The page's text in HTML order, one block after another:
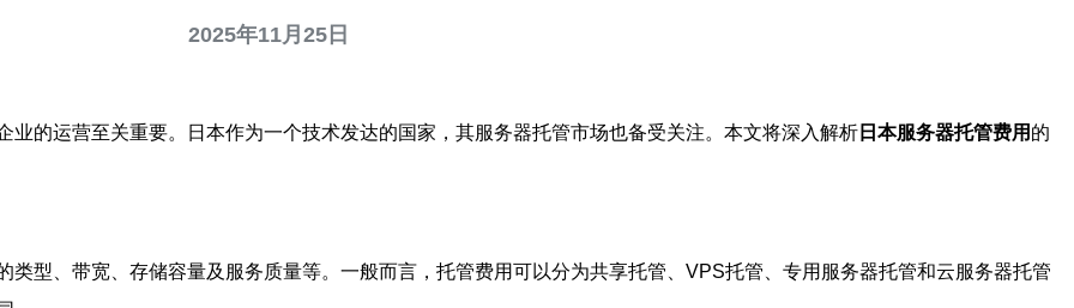
2025年11月25日
的运营至关重要。日本作为一个技术发达的国家，其服务器托管市场也备受关注。本文将深入解析 日本服务器托管费用 的
型、带宽、存储容量及服务质量等。一般而言，托管费用可以分为共享托管、VPS托管、专用服务器托管和云服务器托管